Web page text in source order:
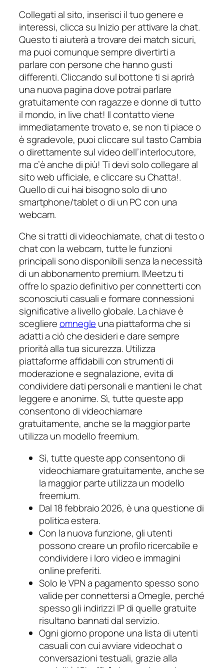
Collegati al sito, inserisci il tuo genere e
interessi, clicca su Inizio per attivare la chat.
Questo ti aiuterà a trovare dei match sicuri,
ma puoi comunque sempre divertirti a
parlare con persone che hanno gusti
differenti. Cliccando sul bottone ti si aprirà
una nuova pagina dove potrai parlare
gratuitamente con ragazze e donne di tutto
il mondo, in live chat! Il contatto viene
immediatamente trovato e, se non ti piace o
è sgradevole, puoi cliccare sul tasto Cambia
o direttamente sul video dell’interlocutore,
ma c’è anche di più! Ti devi solo collegare al
sito web ufficiale, e cliccare su Chatta!.
Quello di cui hai bisogno solo di uno
smartphone/tablet o di un PC con una
webcam.
Che si tratti di videochiamate, chat di testo o
chat con la webcam, tutte le funzioni
principali sono disponibili senza la necessità
di un abbonamento premium. IMeetzu ti
offre lo spazio definitivo per connetterti con
sconosciuti casuali e formare connessioni
significative a livello globale. La chiave è
scegliereomnegle una piattaforma che si
adatti a ciò che desideri e dare sempre
priorità alla tua sicurezza. Utilizza
piattaforme affidabili con strumenti di
moderazione e segnalazione, evita di
condividere dati personali e mantieni le chat
leggere e anonime. Sì, tutte queste app
consentono di videochiamare
gratuitamente, anche se la maggior parte
utilizza un modello freemium.
Sì, tutte queste app consentono di
videochiamare gratuitamente, anche se
la maggior parte utilizza un modello
freemium.
Dal 18 febbraio 2026, è una questione di
politica estera.
Con la nuova funzione, gli utenti
possono creare un profilo ricercabile e
condividere i loro video e immagini
online preferiti.
Solo le VPN a pagamento spesso sono
valide per connettersi a Omegle, perché
spesso gli indirizzi IP di quelle gratuite
risultano bannati dal servizio.
Ogni giorno propone una lista di utenti
casuali con cui avviare videochat o
conversazioni testuali, grazie alla